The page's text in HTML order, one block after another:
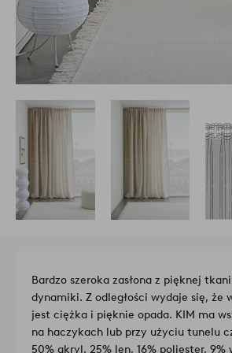
Bardzo szeroka zasłona z pięknej
dynamiki. Z odległości wydaje się, że
jest ciężka i pięknie opada. KIM ma
na haczykach lub przy użyciu tunelu
50% akryl, 25% len, 16% poliester, 9%